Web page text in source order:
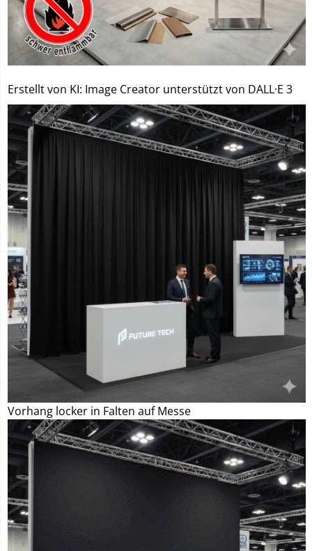
Erstellt von KI: Image Creator unterstützt von DALL·E 3
Vorhang locker in Falten auf Messe